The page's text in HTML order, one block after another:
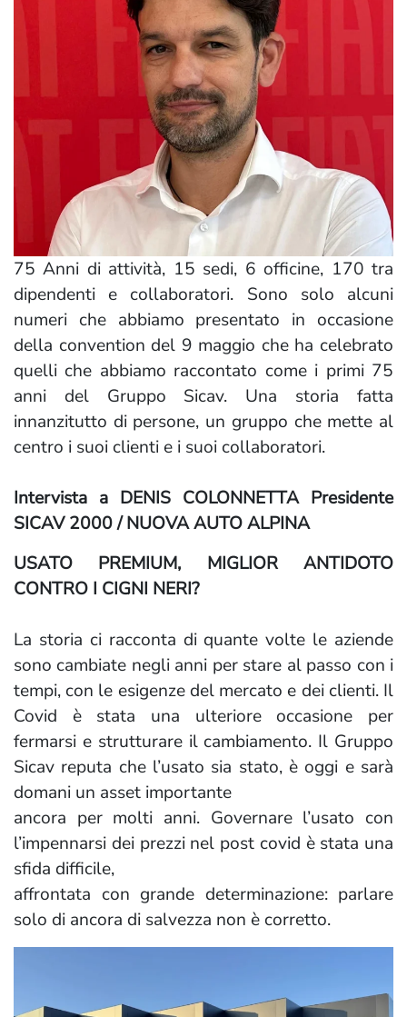
75 Anni di attività, 15 sedi, 6 officine, 170 tra
dipendenti e collaboratori. Sono solo alcuni
numeri che abbiamo presentato in occasione
della convention del 9 maggio che ha celebrato
quelli che abbiamo raccontato come i primi 75
anni del Gruppo Sicav. Una storia fatta
innanzitutto di persone, un gruppo che mette al
centro i suoi clienti e i suoi collaboratori.
Intervista a DENIS COLONNETTA Presidente
SICAV 2000 / NUOVA AUTO ALPINA
USATO PREMIUM, MIGLIOR ANTIDOTO
CONTRO I CIGNI NERI?
La storia ci racconta di quante volte le aziende
sono cambiate negli anni per stare al passo con i
tempi, con le esigenze del mercato e dei clienti. Il
Covid è stata una ulteriore occasione per
fermarsi e strutturare il cambiamento. Il Gruppo
Sicav reputa che l’usato sia stato, è oggi e sarà
domani un asset importante
ancora per molti anni. Governare l’usato con
l’impennarsi dei prezzi nel post covid è stata una
sfida difficile,
affrontata con grande determinazione: parlare
solo di ancora di salvezza non è corretto.